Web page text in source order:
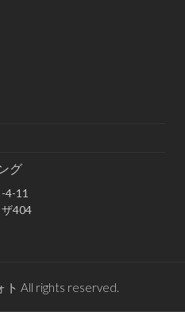
グ
4-11
404
ト All rights reserved.